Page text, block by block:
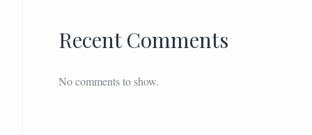
Recent Comments
No comments to show.